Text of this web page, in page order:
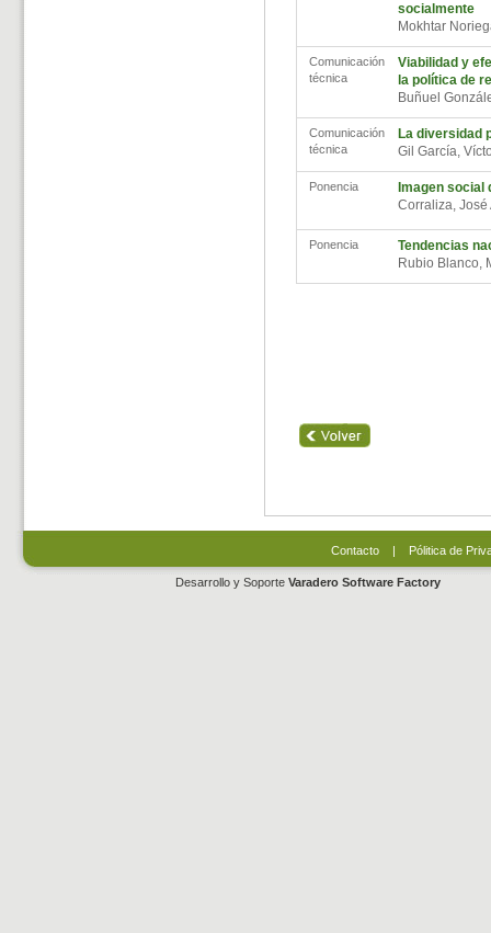
socialmente
Mokhtar
Comunicación
técnica
Viabilidad y
la política de
Buñuel
Comunicación
técnica
La diversidad
Gil García,
Ponencia
Imagen
Corraliza,
Ponencia
Tendencias
Rubio Blanco,
Contacto| Pólitica de
Desarrollo y Soporte Varadero Software Factory